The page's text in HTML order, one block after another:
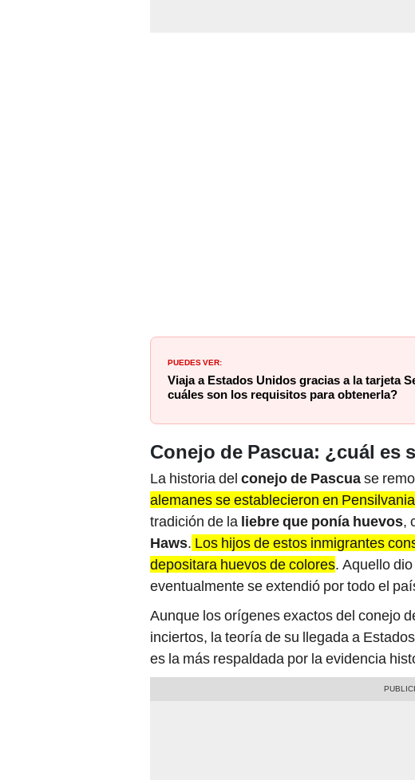
PUEDES VER:
Viaja a Estados Unidos gracias a la tarjeta
cuáles son los requisitos para obtenerla?
Conejo de Pascua: ¿cuál es
La historia del conejo de Pascuase
alemanes se establecieron en Pensilvania
tradición de la liebre que ponía huevos,
Haws. Los hijos de estos inmigrantes
depositara huevos de colores. Aquello
eventualmente se extendió por todo el
Aunque los orígenes exactos del conejo
inciertos, la teoría de su llegada a
es la más respaldada por la evidencia